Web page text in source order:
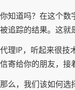
你知道吗？在这个数
被追踪的结果。这就
代理IP，听起来很技
信寄给你的朋友，接
那么，我们该如何选